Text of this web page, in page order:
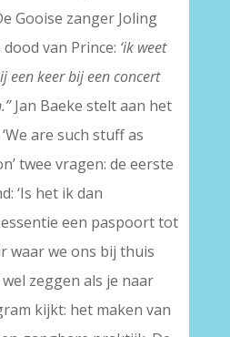
Gooise zanger Joling
van Prince: ‘ik weet
een keer bij een concert
Jan Baeke stelt aan het
are such stuff as
twee vragen: de eerste
‘Is het ik dan
een paspoort tot
waar we ons bij thuis
wel zeggen als je naar
kijkt: het maken van